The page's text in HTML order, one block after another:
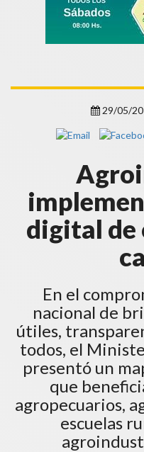
29/05/
digital de
En el
nacional de
útiles,
todos, el
presentó un
que
agropecuarios,
escuelas